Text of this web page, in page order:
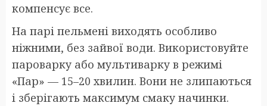
компенсує все.
На парі пельмені виходять особливо
ніжними, без зайвої води. Використовуйте
пароварку або мультиварку в режимі
«Пар» — 15–20 хвилин. Вони не злипаються
і зберігають максимум смаку начинки.